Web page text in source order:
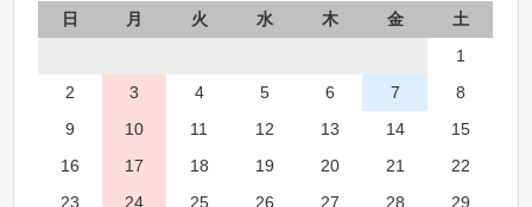
日
月 火 水 木 金
土
1
2
3 4 5 6 7
8
9
10 11 12 13 14
15
16
17 18 19 20 21
22
23
24 25 26 27 28 29